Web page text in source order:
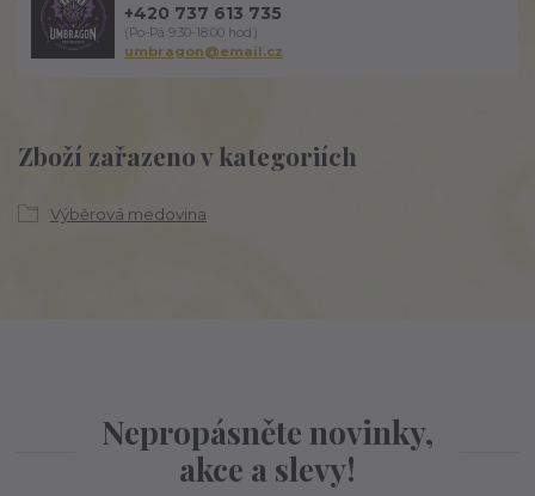
Zboží zařazeno v kategoriích
Výběrová medovina
+420 737 613 735
(Po-Pá 9:30-18:00 hod.)
umbragon@email.cz
Nepropásněte novinky,
akce a slevy!